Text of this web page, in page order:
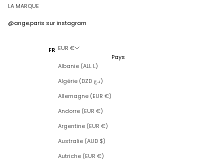
LA MARQUE
@ange.paris sur instagram
FR EUR €
Pays
Albanie (ALL L)
Algérie (DZD د.ج)
Allemagne (EUR €)
Andorre (EUR €)
Argentine (EUR €)
Australie (AUD $)
Autriche (EUR €)